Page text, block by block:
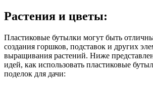
Растения и цветы:
Пластиковые бутылки могут быть
создания горшков, подставок и других
выращивания растений. Ниже
идей, как использовать пластиковые
поделок для дачи: